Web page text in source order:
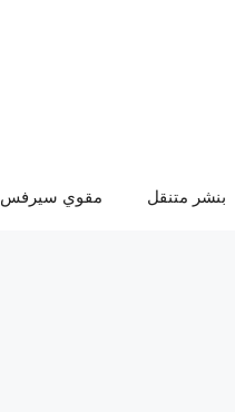
بنشر متنقل مقوي سيرفس